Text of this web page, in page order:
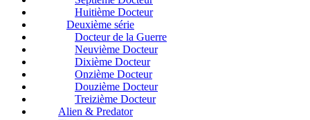
Huitième Docteur
Deuxième série
Docteur de la Guerre
Neuvième Docteur
Dixième Docteur
Onzième Docteur
Douzième Docteur
Treizième Docteur
Alien & Predator